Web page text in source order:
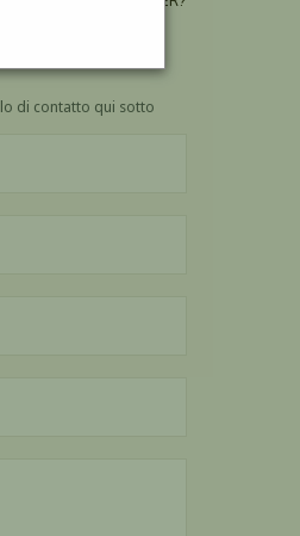
di contatto qui sotto